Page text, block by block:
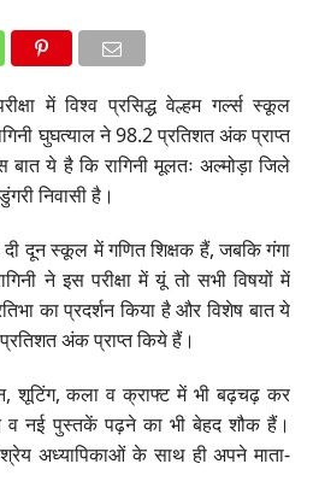
में विश्व प्रसिद्ध वेल्हम गर्ल्स स्कूल
घुघत्याल ने 98.2 प्रतिशत अंक प्राप्त
बात ये है कि रागिनी मूलतः अल्मोड़ा जिले
निवासी है।
दी दून स्कूल में गणित शिक्षक हैं, जबकि गंगा
ने इस परीक्षा में यूं तो सभी विषयों में
का प्रदर्शन किया है और विशेष बात ये
अंक प्राप्त किये हैं।
शूटिंग, कला व क्राफ्ट में भी बढ़चढ़ कर
नई पुस्तकें पढ़ने का भी बेहद शौक हैं।
अध्यापिकाओं के साथ ही अपने माता-